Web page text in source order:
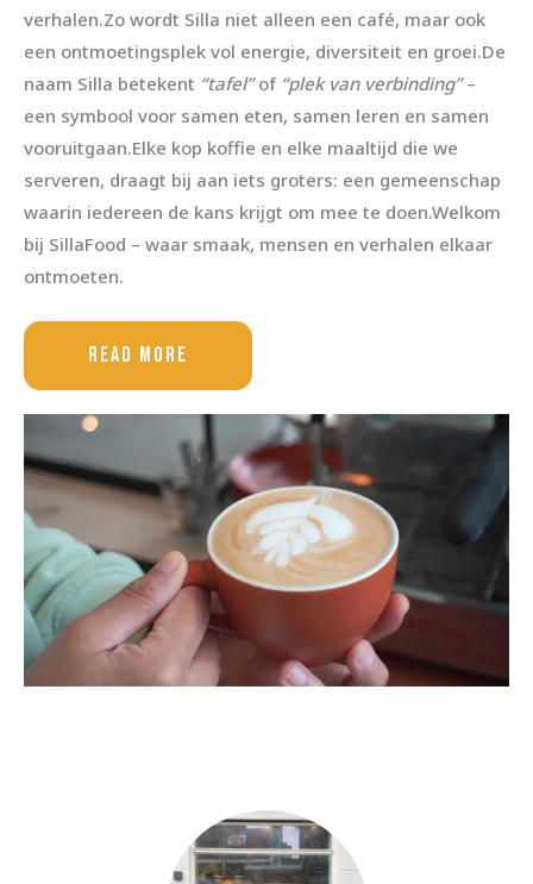
verhalen.Zo wordt Silla niet alleen een café, maar ook
een ontmoetingsplek vol energie, diversiteit en groei.De
naam Silla betekent “tafel”of “plek van verbinding”–
een symbool voor samen eten, samen leren en samen
vooruitgaan.Elke kop koffie en elke maaltijd die we
serveren, draagt bij aan iets groters: een gemeenschap
waarin iedereen de kans krijgt om mee te doen.Welkom
bij SillaFood – waar smaak, mensen en verhalen elkaar
ontmoeten.
READ MORE